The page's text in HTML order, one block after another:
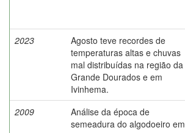
2023
Agosto teve recordes de
temperaturas altas e chuvas
mal distribuídas na região da
Grande Dourados e em
Ivinhema.
2009
Análise da época de
semeadura do algodoeiro em